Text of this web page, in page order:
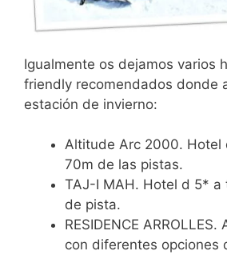
Igualmente os dejamos varios
friendly recomendados donde
estación de invierno:
Altitude Arc 2000. Hotel
70m de las pistas.
TAJ-I MAH. Hotel d 5* a
de pista.
RESIDENCE
con diferentes opciones